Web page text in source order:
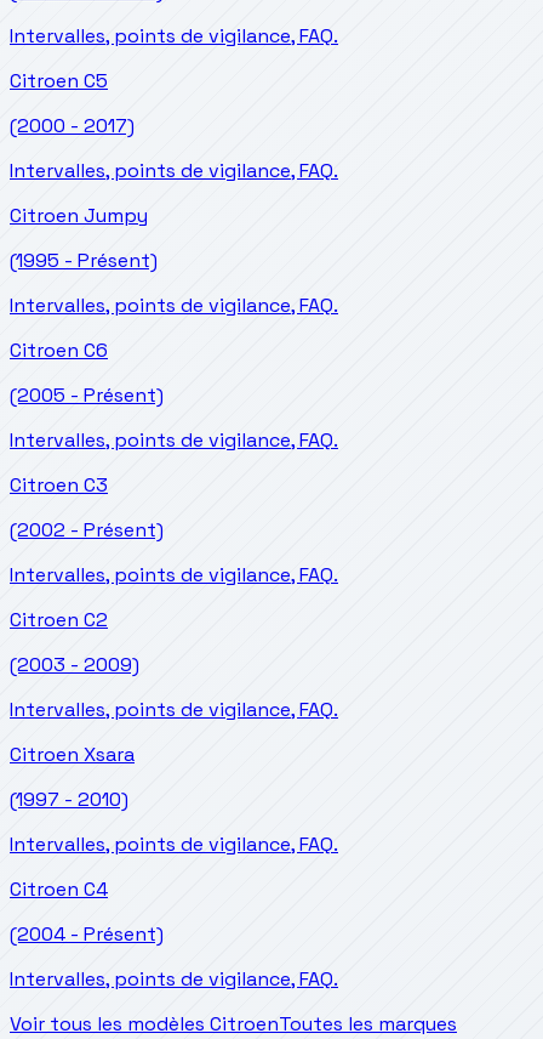
Intervalles, points de vigilance, FAQ.
Citroen C5
(2000 - 2017)
Intervalles, points de vigilance, FAQ.
Citroen Jumpy
(1995 - Présent)
Intervalles, points de vigilance, FAQ.
Citroen C6
(2005 - Présent)
Intervalles, points de vigilance, FAQ.
Citroen C3
(2002 - Présent)
Intervalles, points de vigilance, FAQ.
Citroen C2
(2003 - 2009)
Intervalles, points de vigilance, FAQ.
Citroen Xsara
(1997 - 2010)
Intervalles, points de vigilance, FAQ.
Citroen C4
(2004 - Présent)
Intervalles, points de vigilance, FAQ.
Voir tous les modèles CitroenToutes les marques